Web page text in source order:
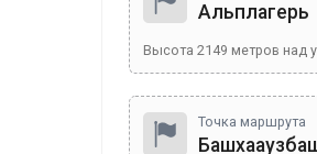
Альплагерь
Высота 2149 метров над
Точка маршрута